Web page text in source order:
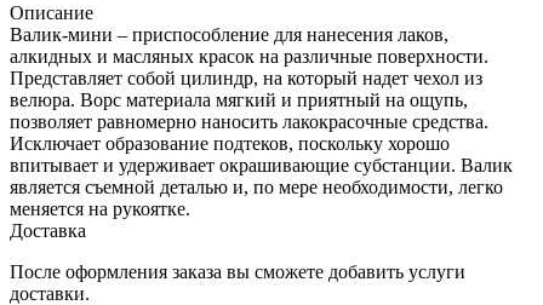
Описание
Валик-мини – приспособление для нанесения лаков,
алкидных и масляных красок на различные поверхности.
Представляет собой цилиндр, на который надет чехол из
велюра. Ворс материала мягкий и приятный на ощупь,
позволяет равномерно наносить лакокрасочные средства.
Исключает образование подтеков, поскольку хорошо
впитывает и удерживает окрашивающие субстанции. Валик
является съемной деталью и, по мере необходимости, легко
меняется на рукоятке.
Доставка
После оформления заказа вы сможете добавить услуги
доставки.